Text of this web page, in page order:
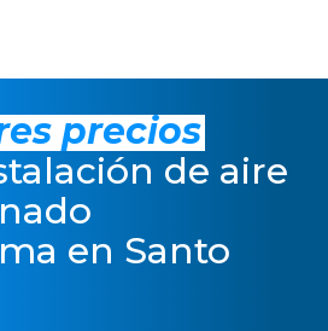
precios
de aire
en Santo